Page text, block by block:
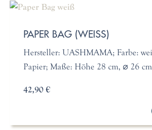
PAPER BAG (WEISS)
Hersteller: UASHMAMA; Farbe:
Papier; Maße: Höhe 28 cm, ⌀ 26 cm
42,90 €